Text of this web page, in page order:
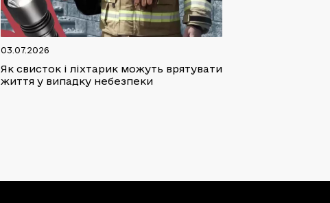
03.07.2026
Як свисток і ліхтарик можуть врятувати
життя у випадку небезпеки